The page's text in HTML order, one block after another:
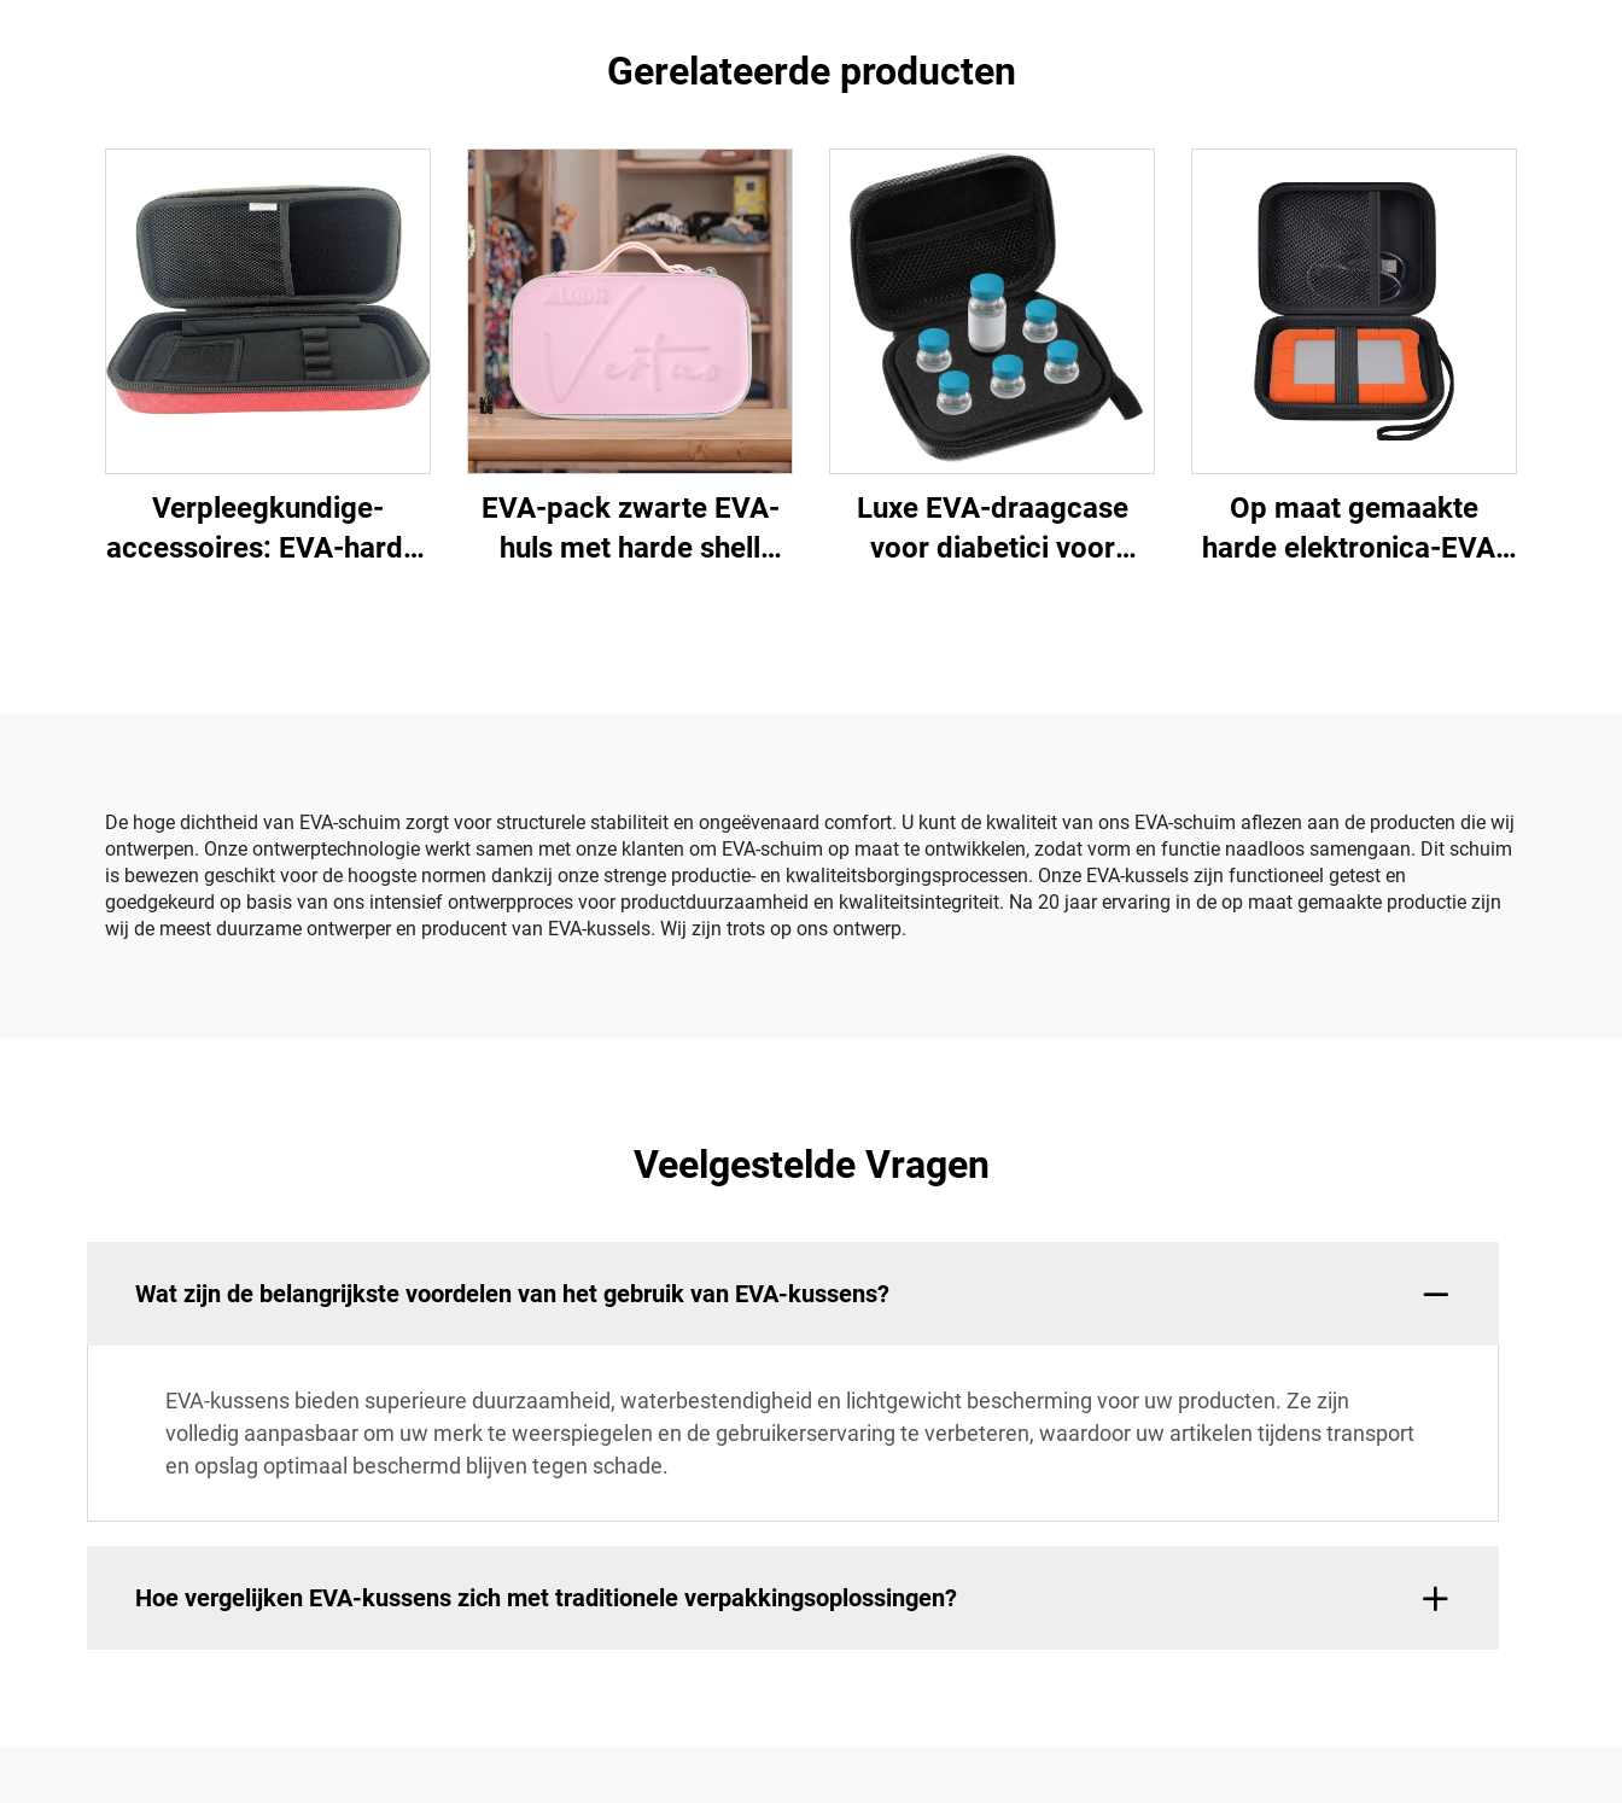
Gerelateerde producten
Verpleegkundige-
accessoires: EVA-harde-
stethoscopen
EVA-pack zwarte EVA-
huls met harde shell
Luxe EVA-draagcase
voor diabetici voor
Op maat gemaakte
harde elektronica-EVA-
De hoge dichtheid van EVA-schuim zorgt voor structurele stabiliteit en ongeëvenaard comfort. U kunt de kwaliteit van ons EVA-schuim aflezen aan de producten die wij
ontwerpen. Onze ontwerptechnologie werkt samen met onze klanten om EVA-schuim op maat te ontwikkelen, zodat vorm en functie naadloos samengaan. Dit schuim
is bewezen geschikt voor de hoogste normen dankzij onze strenge productie- en kwaliteitsborgingsprocessen. Onze EVA-kussels zijn functioneel getest en
goedgekeurd op basis van ons intensief ontwerpproces voor productduurzaamheid en kwaliteitsintegriteit. Na 20 jaar ervaring in de op maat gemaakte productie zijn
wij de meest duurzame ontwerper en producent van EVA-kussels. Wij zijn trots op ons ontwerp.
Veelgestelde Vragen
Wat zijn de belangrijkste voordelen van het gebruik van EVA-kussens?
EVA-kussens bieden superieure duurzaamheid, waterbestendigheid en lichtgewicht bescherming voor uw producten. Ze zijn
volledig aanpasbaar om uw merk te weerspiegelen en de gebruikerservaring te verbeteren, waardoor uw artikelen tijdens transport
en opslag optimaal beschermd blijven tegen schade.
Hoe vergelijken EVA-kussens zich met traditionele verpakkingsoplossingen?